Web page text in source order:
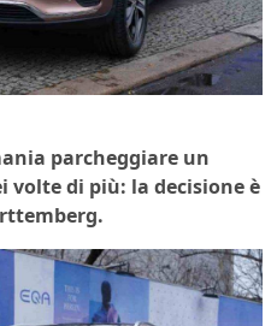
parcheggiare un
volte di più: la decisione è